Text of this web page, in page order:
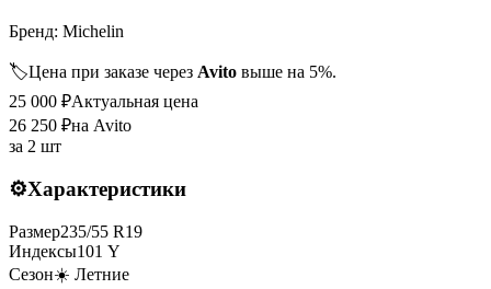
Бренд: Michelin
🏷️Цена при заказе через Avito выше на 5%.
25 000 ₽Актуальная цена
26 250 ₽на Avito
за 2 шт
⚙️Характеристики
Размер235/55 R19
Индексы101 Y
Сезон☀️ Летние